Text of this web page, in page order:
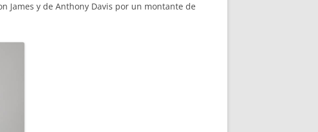
James y de Anthony Davis por un montante de